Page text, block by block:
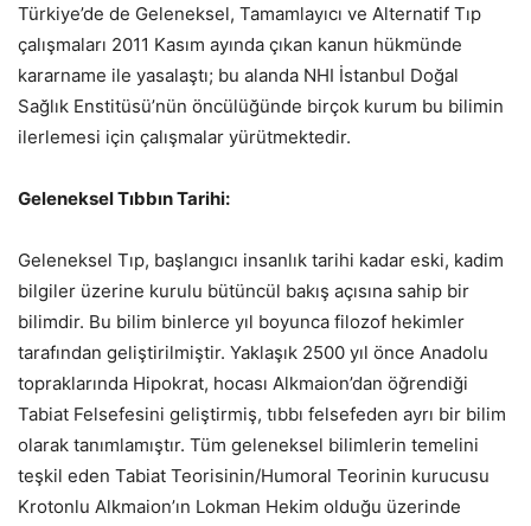
Türkiye’de de Geleneksel, Tamamlayıcı ve Alternatif Tıp
çalışmaları 2011 Kasım ayında çıkan kanun hükmünde
kararname ile yasalaştı; bu alanda NHI İstanbul Doğal
Sağlık Enstitüsü’nün öncülüğünde birçok kurum bu bilimin
ilerlemesi için çalışmalar yürütmektedir.
Geleneksel Tıbbın Tarihi:
Geleneksel Tıp, başlangıcı insanlık tarihi kadar eski, kadim
bilgiler üzerine kurulu bütüncül bakış açısına sahip bir
bilimdir. Bu bilim binlerce yıl boyunca filozof hekimler
tarafından geliştirilmiştir. Yaklaşık 2500 yıl önce Anadolu
topraklarında Hipokrat, hocası Alkmaion’dan öğrendiği
Tabiat Felsefesini geliştirmiş, tıbbı felsefeden ayrı bir bilim
olarak tanımlamıştır. Tüm geleneksel bilimlerin temelini
teşkil eden Tabiat Teorisinin/Humoral Teorinin kurucusu
Krotonlu Alkmaion’ın Lokman Hekim olduğu üzerinde